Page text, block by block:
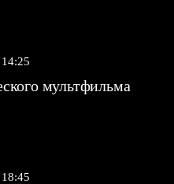
мультфильма